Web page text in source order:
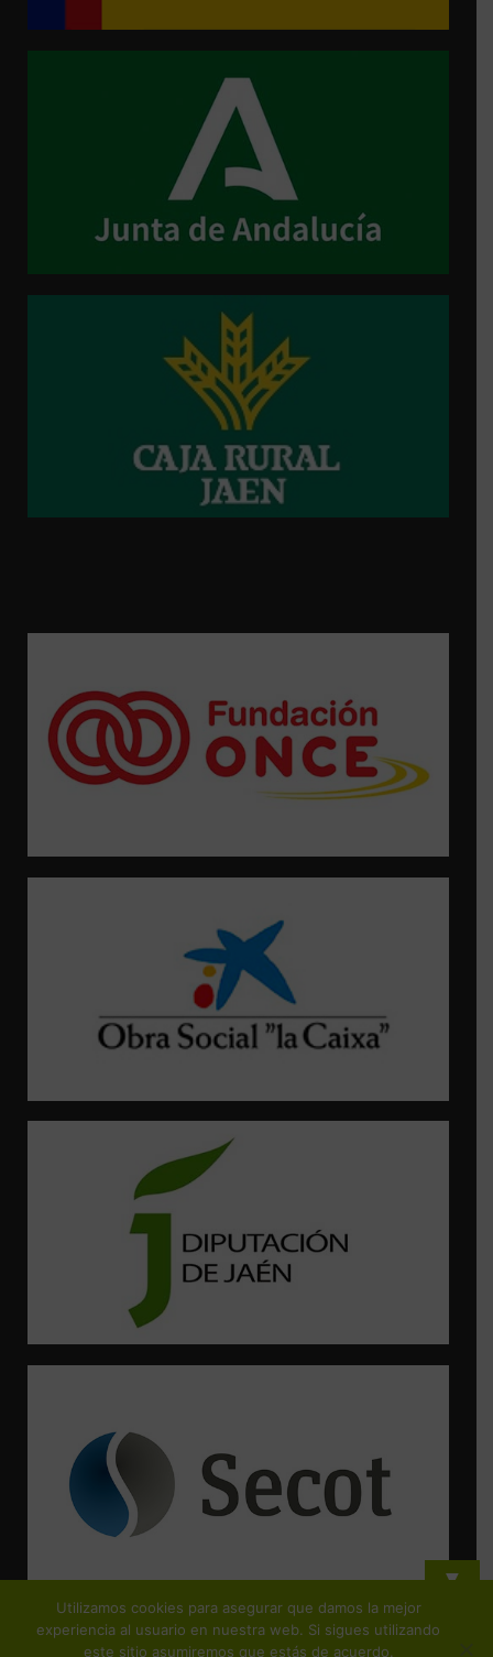
▼
¡Suscríbete y no te pierdas ninguna de nuestras actividades!
Utilizamos cookies para asegurar que damos la mejor
experiencia al usuario en nuestra web. Si sigues utilizando
este sitio asumiremos que estás de acuerdo.